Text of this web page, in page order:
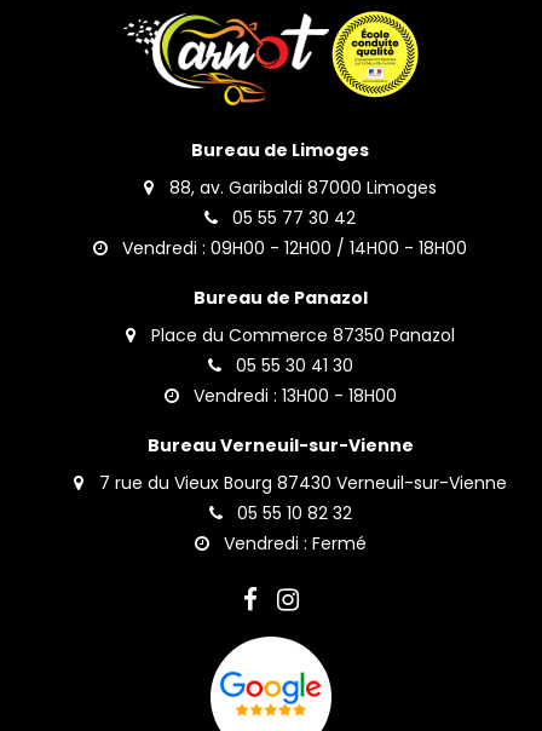
Bureau de Limoges
88, av. Garibaldi 87000 Limoges
05 55 77 30 42
Vendredi : 09H00 - 12H00 / 14H00 - 18H00
Bureau de Panazol
Place du Commerce 87350 Panazol
05 55 30 41 30
Vendredi : 13H00 - 18H00
Bureau Verneuil-sur-Vienne
7 rue du Vieux Bourg 87430 Verneuil-sur-Vienne
05 55 10 82 32
Vendredi : Fermé